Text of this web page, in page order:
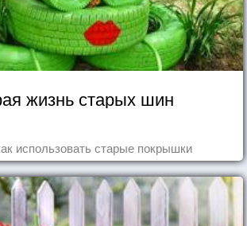
жизнь старых шин
использовать старые покрышки